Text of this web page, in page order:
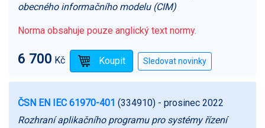
obecného informačního modelu (CIM)
Norma obsahuje pouze anglický text normy.
6 700 Kč
ČSN EN IEC 61970-401 (334910) - prosinec 2022
Rozhraní aplikačního programu pro systémy řízení